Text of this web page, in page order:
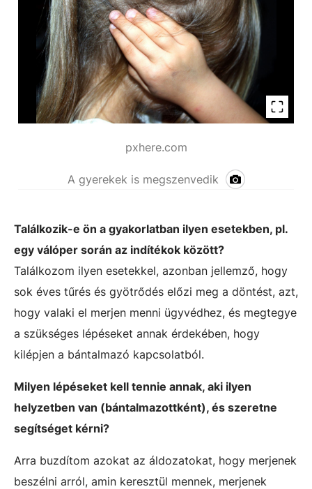
pxhere.com
A gyerekek is megszenvedik
Találkozik-e ön a gyakorlatban ilyen esetekben, pl.
egy válóper során az indítékok között?
Találkozom ilyen esetekkel, azonban jellemző, hogy
sok éves tűrés és gyötrődés előzi meg a döntést, azt,
hogy valaki el merjen menni ügyvédhez, és megtegye
a szükséges lépéseket annak érdekében, hogy
kilépjen a bántalmazó kapcsolatból.
Milyen lépéseket kell tennie annak, aki ilyen
helyzetben van (bántalmazottként), és szeretne
segítséget kérni?
Arra buzdítom azokat az áldozatokat, hogy merjenek
beszélni arról, amin keresztül mennek, merjenek